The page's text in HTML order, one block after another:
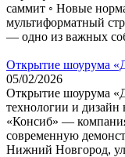
саммит ◦ Новые
мультиформатный
— одно из важных
Открытие шоурума
05/02/2026
Открытие шоурума
технологии и
«Консиб» —
современную
Нижний Новгород,